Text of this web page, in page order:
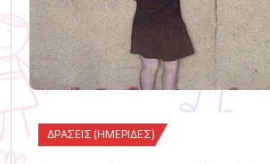
ΔΡΆΣΕΙΣ (ΗΜΕΡΊΔΕΣ)